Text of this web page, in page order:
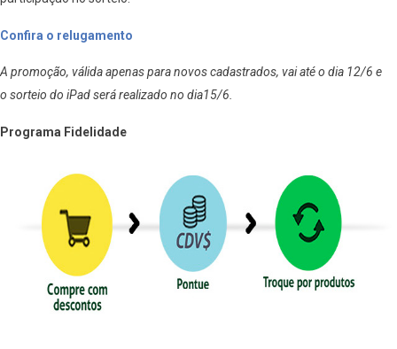
Confira o relugamento
A promoção, válida apenas para novos cadastrados, vai até o dia 12/6 e
o sorteio do iPad será realizado no dia15/6.
Programa Fidelidade